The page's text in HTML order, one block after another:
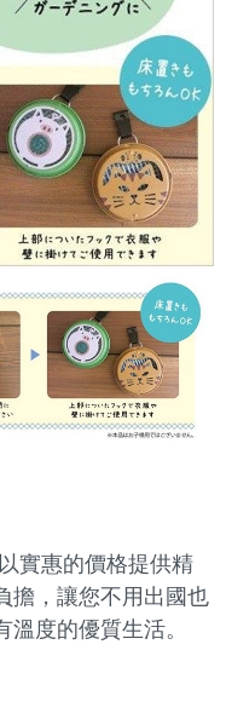
實惠的價格提供精
擔，讓您不用出國也
度的優質生活。